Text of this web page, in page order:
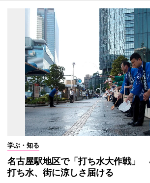
学ぶ・知る
名古屋駅地区で「打ち水大作戦」
打ち水、街に涼しさ届ける